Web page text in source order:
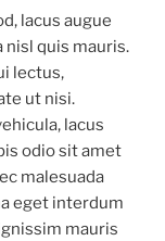
lacus augue
quis mauris.
lectus,
ut nisi.
lacus
odio sit amet
malesuada
eget interdum
mauris